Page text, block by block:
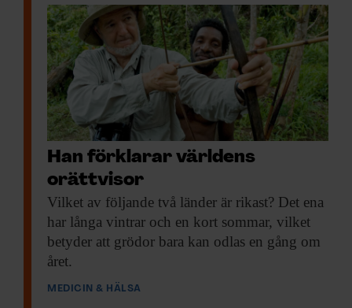
Han förklarar världens
orättvisor
Vilket av följande två länder är rikast? Det ena
har långa vintrar och en kort sommar, vilket
betyder att grödor bara kan odlas en gång om
året.
MEDICIN & HÄLSA